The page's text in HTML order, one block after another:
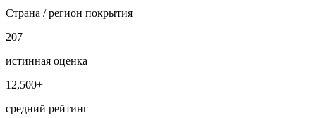
Страна / регион покрытия
207
истинная оценка
12,500+
средний рейтинг